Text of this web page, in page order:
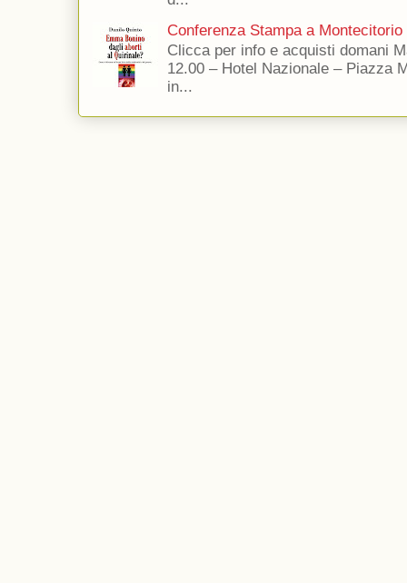
Conferenza Stampa a Montecitorio
Clicca per info e acquisti domani
12.00 – Hotel Nazionale – Piazza
in...